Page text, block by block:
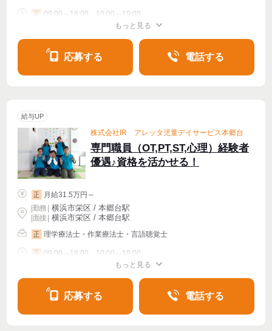
正 09:00～18:00、10:00～19:00
もっと見る
応募する 電話する
給与UP
株式会社IR アレッタ児童デイサービス本郷台
専門職員（OT,PT,ST,心理）経験者
優遇♪資格を活かせる！
正
月給31.5万円～
|勤務 横浜市栄区 / 本郷台駅
| 面接 | 横浜市栄区 / 本郷台駅
正 理学療法士・作業療法士・言語聴覚士
正 09:00～18:00、10:00～19:00
もっと見る
応募する 電話する